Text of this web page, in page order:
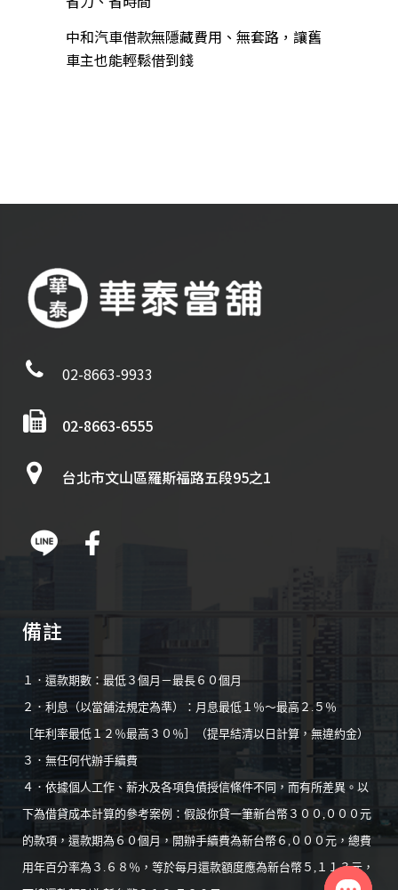
中和汽車借款無隱藏費用、無套路，讓舊
車主也能輕鬆借到錢
02-8663-9933
02-8663-6555
台北市文山區羅斯福路五段95之1
備註
１．還款期數：最低３個月－最長６０個月
２．利息（以當舖法規定為準）：月息最低１％～最高２.５％
［年利率最低１２％最高３０％］（提早結清以日計算，無違約金）
３．無任何代辦手續費
４．依據個人工作、薪水及各項負債授信條件不同，而有所差異。以
下為借貸成本計算的參考案例：假設你貸一筆新台幣３００,０００元
的款項，還款期為６０個月，開辦手續費為新台幣６,０００元，總費
用年百分率為３.６８％，等於每月還款額度應為新台幣５,１１３元，